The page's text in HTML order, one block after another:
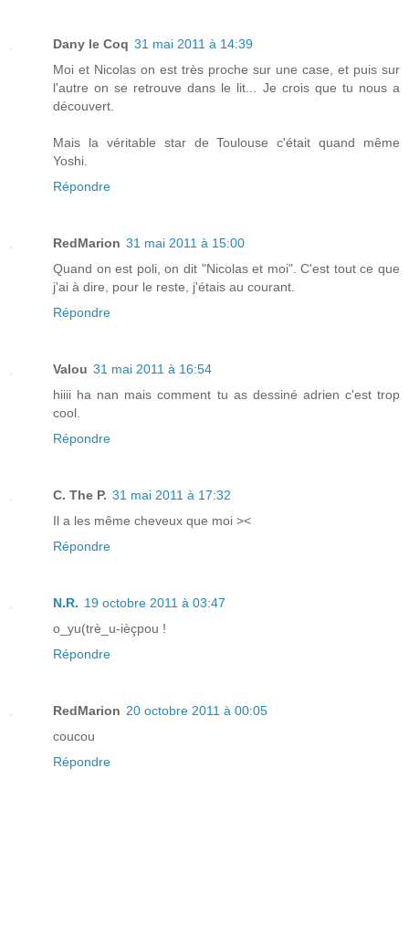
Dany le Coq 31 mai 2011 à 14:39
Moi et Nicolas on est très proche sur une case, et puis sur
l'autre on se retrouve dans le lit... Je crois que tu nous a
découvert.
Mais la véritable star de Toulouse c'était quand même
Yoshi.
Répondre
RedMarion 31 mai 2011 à 15:00
Quand on est poli, on dit "Nicolas et moi". C'est tout ce que
j'ai à dire, pour le reste, j'étais au courant.
Répondre
Valou 31 mai 2011 à 16:54
hiiii ha nan mais comment tu as dessiné adrien c'est trop
cool.
Répondre
C. The P. 31 mai 2011 à 17:32
Il a les même cheveux que moi ><
Répondre
N.R. 19 octobre 2011 à 03:47
o_yu(trè_u-ièçpou !
Répondre
RedMarion 20 octobre 2011 à 00:05
coucou
Répondre